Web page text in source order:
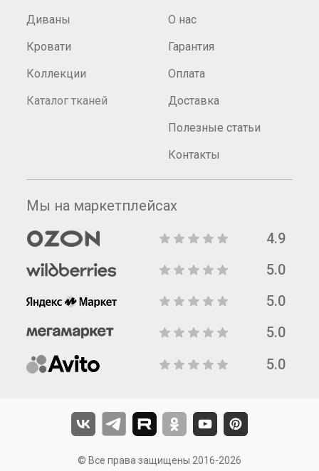
Диваны
Кровати
Коллекции
Каталог тканей
О нас
Гарантия
Оплата
Доставка
Полезные статьи
Контакты
Мы на маркетплейсах
4.9
5.0
5.0
5.0
5.0
© Все права защищены 2016-2026